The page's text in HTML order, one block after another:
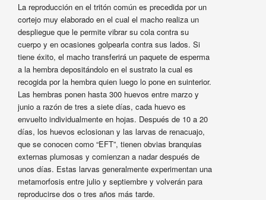
La reproducción en el tritón común es precedida por un
cortejo muy elaborado en el cual el macho realiza un
despliegue que le permite vibrar su cola contra su
cuerpo y en ocasiones golpearla contra sus lados. Si
tiene éxito, el macho transferirá un paquete de esperma
a la hembra depositándolo en el sustrato la cual es
recogida por la hembra quien luego lo pone en suinterior.
Las hembras ponen hasta 300 huevos entre marzo y
junio a razón de tres a siete días, cada huevo es
envuelto individualmente en hojas. Después de 10 a 20
días, los huevos eclosionan y las larvas de renacuajo,
que se conocen como “EFT”, tienen obvias branquias
externas plumosas y comienzan a nadar después de
unos días. Estas larvas generalmente experimentan una
metamorfosis entre julio y septiembre y volverán para
reproducirse dos o tres años más tarde.